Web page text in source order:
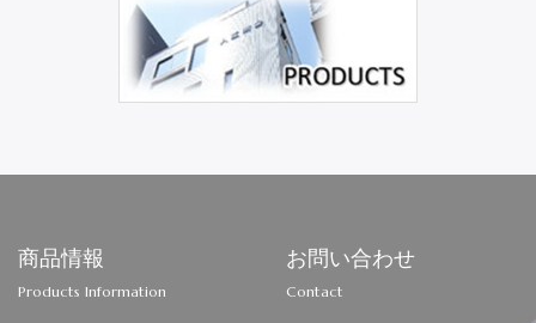
商品情報
Products Information
お問い合わせ
Contact